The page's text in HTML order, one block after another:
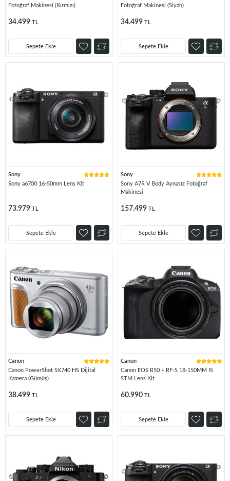
Fotoğraf Makinesi (Kırmızı)
34.499 TL
Sepete Ekle
Fotoğraf Makinesi (Siyah)
34.499 TL
Sepete Ekle
Sony
Sony a6700 16-50mm Lens Kit
73.979 TL
Sepete Ekle
Sony
Sony A7R V Body Aynasız Fotoğraf
Makinesi
157.499 TL
Sepete Ekle
Canon
Canon PowerShot SX740 HS Dijital
Kamera (Gümüş)
38.499 TL
Sepete Ekle
Canon
Canon EOS R50 + RF-S 18-150MM IS
STM Lens Kit
60.990 TL
Sepete Ekle